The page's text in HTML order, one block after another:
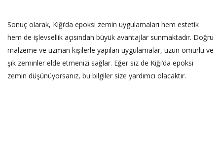
Sonuç olarak, Kiğı’da epoksi zemin uygulamaları hem estetik
hem de işlevsellik açısından büyük avantajlar sunmaktadır. Doğru
malzeme ve uzman kişilerle yapılan uygulamalar, uzun ömürlü ve
şık zeminler elde etmenizi sağlar. Eğer siz de Kiğı’da epoksi
zemin düşünüyorsanız, bu bilgiler size yardımcı olacaktır.